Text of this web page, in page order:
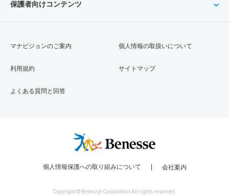
保護者向けコンテンツ
マナビジョンのご案内
利用規約
よくある質問と回答
個人情報の取扱いについて
サイトマップ
個人情報保護への取り組みについて 会社案内
Copyright © Benesse Corporation All rights reserved.